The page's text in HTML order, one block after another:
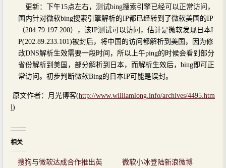
更新：下午15点左右，测试bing搜索引擎已经可以正常访问，
国内针对微软bing搜索引擎解析的IP都已经转到了微软美国的IP
（204.79.197.200），该IP测试可以访问，估计是微软发现日本I
P(202.89.233.101)被封后，将中国的访问都解析到美国，因为修
改DNS解析生效需要一段时间，所以上午ping的时候会看到部分
省份解析到美国，部分解析到日本，而解析生效后，bing即可正
常访问。初步判断微软Bing的日本IP可能是误封。
原文作者：月光博客(http://www.williamlong.info/archives/4495.htm
l)
相关
搜狗与微软达成合作推出英
微软小冰登陆新浪微博